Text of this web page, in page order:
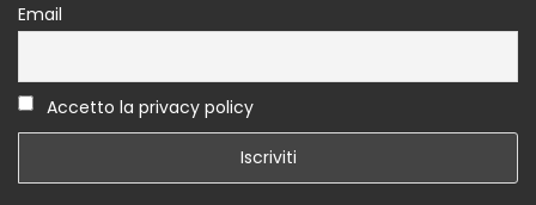
Email
Accetto la privacy policy